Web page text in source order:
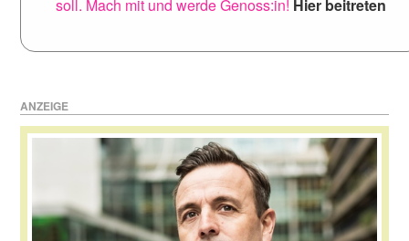
soll. Mach mit und werde Genoss:in! Hier beitreten
ANZEIGE